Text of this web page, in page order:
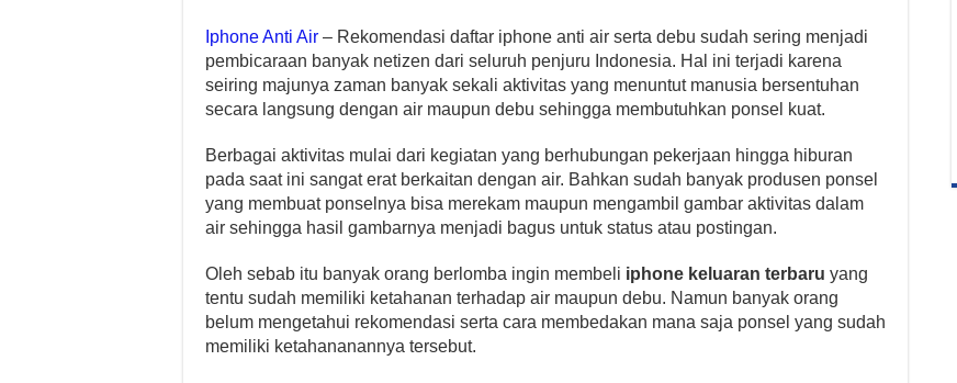
Iphone Anti Air – Rekomendasi daftar iphone anti air serta debu sudah sering menjadi
pembicaraan banyak netizen dari seluruh penjuru Indonesia. Hal ini terjadi karena
seiring majunya zaman banyak sekali aktivitas yang menuntut manusia bersentuhan
secara langsung dengan air maupun debu sehingga membutuhkan ponsel kuat.
Berbagai aktivitas mulai dari kegiatan yang berhubungan pekerjaan hingga hiburan
pada saat ini sangat erat berkaitan dengan air. Bahkan sudah banyak produsen ponsel
yang membuat ponselnya bisa merekam maupun mengambil gambar aktivitas dalam
air sehingga hasil gambarnya menjadi bagus untuk status atau postingan.
Oleh sebab itu banyak orang berlomba ingin membeli iphone keluaran terbaru yang
tentu sudah memiliki ketahanan terhadap air maupun debu. Namun banyak orang
belum mengetahui rekomendasi serta cara membedakan mana saja ponsel yang sudah
memiliki ketahananannya tersebut.